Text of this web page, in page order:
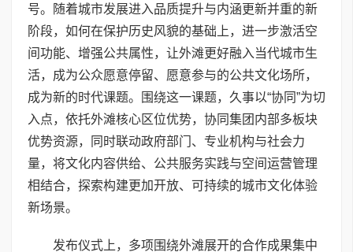
号。随着城市发展进入品质提升与内涵更新并重的新
阶段，如何在保护历史风貌的基础上，进一步激活空
间功能、增强公共属性，让外滩更好融入当代城市生
活，成为公众愿意停留、愿意参与的公共文化场所，
成为新的时代课题。围绕这一课题，久事以“协同”为切
入点，依托外滩核心区位优势，协同集团内部多板块
优势资源，同时联动政府部门、专业机构与社会力
量，将文化内容供给、公共服务实践与空间运营管理
相结合，探索构建更加开放、可持续的城市文化体验
新场景。
发布仪式上，多项围绕外滩展开的合作成果集中